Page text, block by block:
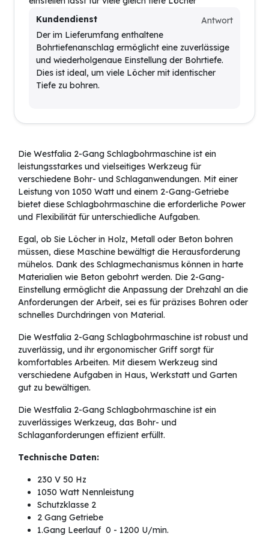
Kundendienst
Antwort
Der im Lieferumfang enthaltene
Bohrtiefenanschlag ermöglicht eine zuverlässige
und wiederholgenaue Einstellung der Bohrtiefe.
Dies ist ideal, um viele Löcher mit identischer
Tiefe zu bohren.
Die Westfalia 2-Gang Schlagbohrmaschine ist ein
leistungsstarkes und vielseitiges Werkzeug für
verschiedene Bohr- und Schlaganwendungen. Mit einer
Leistung von 1050 Watt und einem 2-Gang-Getriebe
bietet diese Schlagbohrmaschine die erforderliche Power
und Flexibilität für unterschiedliche Aufgaben.
Egal, ob Sie Löcher in Holz, Metall oder Beton bohren
müssen, diese Maschine bewältigt die Herausforderung
mühelos. Dank des Schlagmechanismus können in harte
Materialien wie Beton gebohrt werden. Die 2-Gang-
Einstellung ermöglicht die Anpassung der Drehzahl an die
Anforderungen der Arbeit, sei es für präzises Bohren oder
schnelles Durchdringen von Material.
Die Westfalia 2-Gang Schlagbohrmaschine ist robust und
zuverlässig, und ihr ergonomischer Griff sorgt für
komfortables Arbeiten. Mit diesem Werkzeug sind
verschiedene Aufgaben in Haus, Werkstatt und Garten
gut zu bewältigen.
Die Westfalia 2-Gang Schlagbohrmaschine ist ein
zuverlässiges Werkzeug, das Bohr- und
Schlaganforderungen effizient erfüllt.
Technische Daten:
230 V 50 Hz
1050 Watt Nennleistung
Schutzklasse 2
2 Gang Getriebe
1.Gang Leerlauf 0 - 1200 U/min.